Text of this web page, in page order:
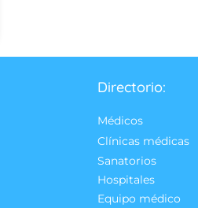
Directorio:
Médicos
Clínicas médicas
Sanatorios
Hospitales
Equipo médico